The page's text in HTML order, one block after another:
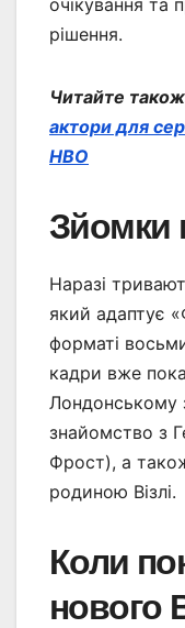
рішення.
Читайте
актори для
HBO
Зйомки
Наразі
який адаптує
форматі
кадри вже
Лондонському
знайомство з
Фрост), а
родиною Візлі.
Коли
нового